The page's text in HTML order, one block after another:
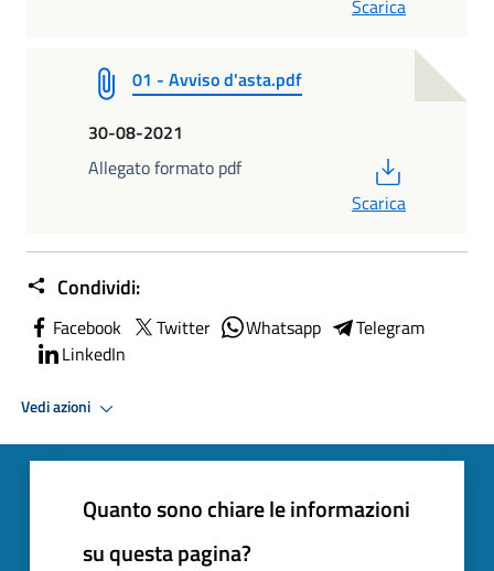
Scarica
01 - Avviso d'asta.pdf
30-08-2021
Allegato formato pdf
Scarica
Condividi:
Facebook Twitter Whatsapp
Telegram
LinkedIn
Vedi azioni
Quanto sono chiare le informazioni
su questa pagina?